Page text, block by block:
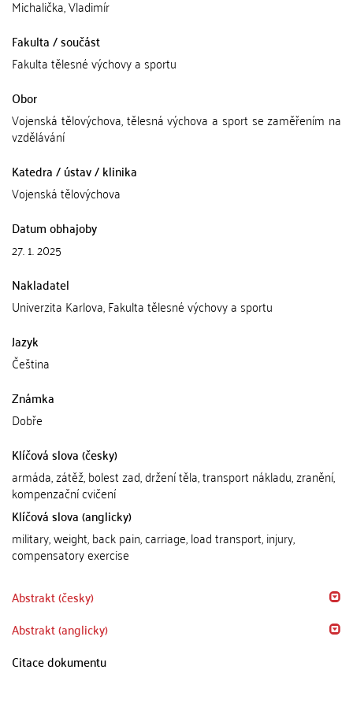
Michalička, Vladimír
Fakulta / součást
Fakulta tělesné výchovy a sportu
Obor
Vojenská tělovýchova, tělesná výchova a sport se zaměřením na
vzdělávání
Katedra / ústav / klinika
Vojenská tělovýchova
Datum obhajoby
27. 1. 2025
Nakladatel
Univerzita Karlova, Fakulta tělesné výchovy a sportu
Jazyk
Čeština
Známka
Dobře
Klíčová slova (česky)
armáda, zátěž, bolest zad, držení těla, transport nákladu, zranění,
kompenzační cvičení
Klíčová slova (anglicky)
military, weight, back pain, carriage, load transport, injury,
compensatory exercise
Abstrakt (česky)
Abstrakt (anglicky)
Citace dokumentu